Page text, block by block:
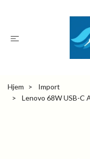
Hjem
Import
Lenovo 68W USB-C